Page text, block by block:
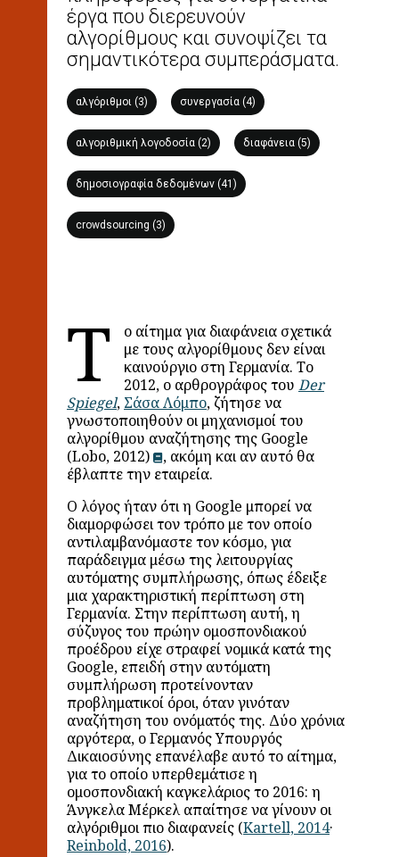
έργα που διερευνούν
αλγορίθμους και συνοψίζει τα
σημαντικότερα συμπεράσματα.
αλγόριθμοι (3) συνεργασία (4)
αλγοριθμική λογοδοσία (2) διαφάνεια (5)
δημοσιογραφία δεδομένων (41)
crowdsourcing (3)
Τ
ο αίτημα για διαφάνεια σχετικά
με τους αλγορίθμους δεν είναι
καινούργιο στη Γερμανία. Το
2012, ο αρθρογράφος του Der
Spiegel, Σάσα Λόμπο, ζήτησε να
γνωστοποιηθούν οι μηχανισμοί του
αλγορίθμου αναζήτησης της Google
(Lobo, 2012)
, ακόμη και αν αυτό θα
έβλαπτε την εταιρεία.
Ο λόγος ήταν ότι η Google μπορεί να
διαμορφώσει τον τρόπο με τον οποίο
αντιλαμβανόμαστε τον κόσμο, για
παράδειγμα μέσω της λειτουργίας
αυτόματης συμπλήρωσης, όπως έδειξε
μια χαρακτηριστική περίπτωση στη
Γερμανία. Στην περίπτωση αυτή, η
σύζυγος του πρώην ομοσπονδιακού
προέδρου είχε στραφεί νομικά κατά της
Google, επειδή στην αυτόματη
συμπλήρωση προτείνονταν
προβληματικοί όροι, όταν γινόταν
αναζήτηση του ονόματός της. Δύο χρόνια
αργότερα, ο Γερμανός Υπουργός
Δικαιοσύνης επανέλαβε αυτό το αίτημα,
για το οποίο υπερθεμάτισε η
ομοσπονδιακή καγκελάριος το 2016: η
Άνγκελα Μέρκελ απαίτησε να γίνουν οι
αλγόριθμοι πιο διαφανείς (Kartell, 2014·
Reinbold, 2016).